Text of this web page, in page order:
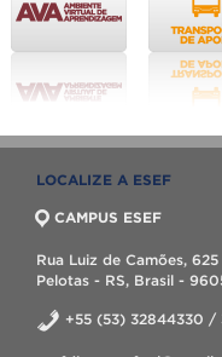
LOCALIZE A ESEF
CAMPUS ESEF
Rua Luiz de Camões,
Pelotas - RS, Brasil -
+55 (53) 32844330 /